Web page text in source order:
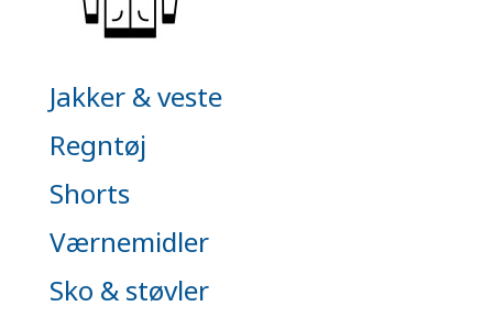
Jakker & veste
Regntøj
Shorts
Værnemidler
Sko & støvler